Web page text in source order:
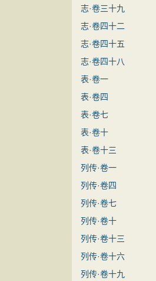
志·卷三十九
志·卷四十二
志·卷四十五
志·卷四十八
表·卷一
表·卷四
表·卷七
表·卷十
表·卷十三
列传·卷一
列传·卷四
列传·卷七
列传·卷十
列传·卷十三
列传·卷十六
列传·卷十九